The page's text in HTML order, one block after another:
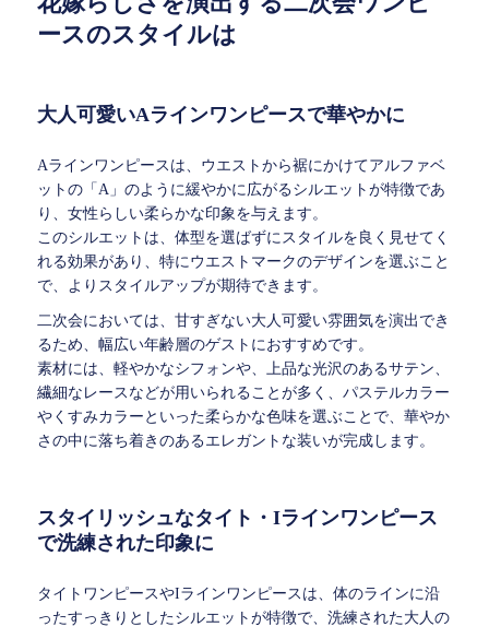
ースのスタイルは
大人可愛いAラインワンピースで華やかに
Aラインワンピースは、ウエストから裾にかけてアルファベ
ットの「A」のように緩やかに広がるシルエットが特徴であ
り、女性らしい柔らかな印象を与えます。
このシルエットは、体型を選ばずにスタイルを良く見せてく
れる効果があり、特にウエストマークのデザインを選ぶこと
で、よりスタイルアップが期待できます。
二次会においては、甘すぎない大人可愛い雰囲気を演出でき
るため、幅広い年齢層のゲストにおすすめです。
素材には、軽やかなシフォンや、上品な光沢のあるサテン、
繊細なレースなどが用いられることが多く、パステルカラー
やくすみカラーといった柔らかな色味を選ぶことで、華やか
さの中に落ち着きのあるエレガントな装いが完成します。
スタイリッシュなタイト・Iラインワンピース
で洗練された印象に
タイトワンピースやIラインワンピースは、体のラインに沿
ったすっきりとしたシルエットが特徴で、洗練された大人の